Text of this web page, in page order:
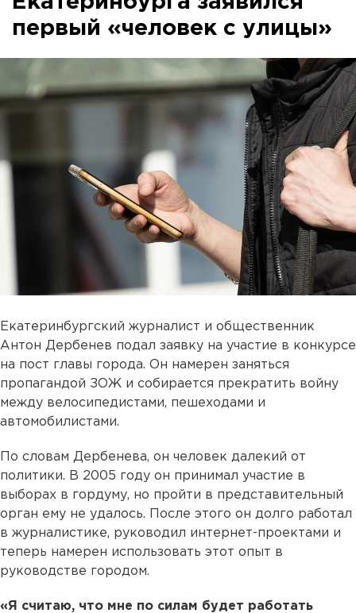
первый «человек с улицы»
Екатеринбургский журналист и общественник
Антон Дербенев подал заявку на участие в конкурсе
на пост главы города. Он намерен заняться
пропагандой ЗОЖ и собирается прекратить войну
между велосипедистами, пешеходами и
автомобилистами.
По словам Дербенева, он человек далекий от
политики. В 2005 году он принимал участие в
выборах в гордуму, но пройти в представительный
орган ему не удалось. После этого он долго работал
в журналистике, руководил интернет-проектами и
теперь намерен использовать этот опыт в
руководстве городом.
«Я считаю, что мне по силам будет работать